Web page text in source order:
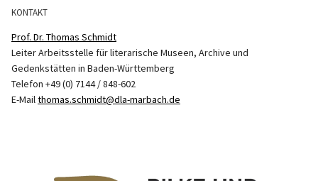
KONTAKT
Prof. Dr. Thomas Schmidt
Leiter Arbeitsstelle für literarische Museen, Archive und
Gedenkstätten in Baden-Württemberg
Telefon +49 (0) 7144 / 848-602
E-Mailthomas.schmidt@dla-marbach.de